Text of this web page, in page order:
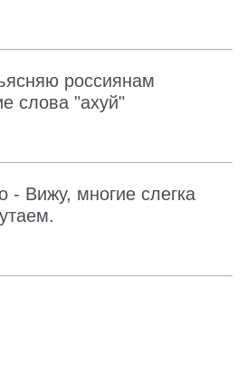
россиянам
слова "ахуй"
- Вижу, многие слегка